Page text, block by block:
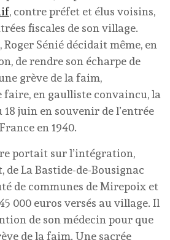
, contre préfet et élus voisins,
fiscales de son village.
Roger Sénié décidait même, en
de rendre son écharpe de
grève de la faim,
faire, en gaulliste convaincu, la
juin en souvenir de l’entrée
en 1940.
portait sur l’intégration,
de La Bastide-de-Bousignac
de communes de Mirepoix et
000 euros versés au village. Il
de son médecin pour que
de la faim. Une sacrée